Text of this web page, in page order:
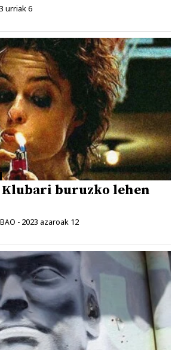
urriak 6
buruzko lehen
- 2023 azaroak 12